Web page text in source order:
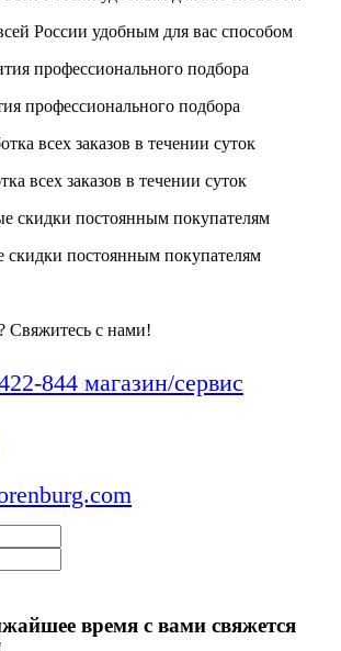
России удобным для вас способом
профессионального подбора
всех заказов в течении суток
скидки постоянным покупателям
Свяжитесь с нами!
844 магазин/сервис
время с вами свяжется